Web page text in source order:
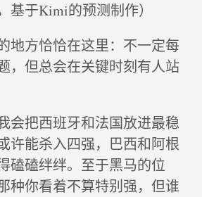
基于Kimi的预测制作）
地方恰恰在这里：不一定每
，但总会在关键时刻有人站
会把西班牙和法国放进最稳
许能杀入四强，巴西和阿根
磕磕绊绊。至于黑马的位
种你看着不算特别强，但谁